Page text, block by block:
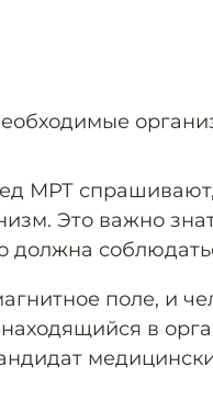
МРТ
Это важно
должна
поле, и
в